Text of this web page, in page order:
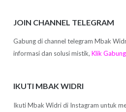
JOIN CHANNEL TELEGRAM
Gabung di channel telegram Mbak
informasi dan solusi mistik,Klik Gabung
IKUTI MBAK WIDRI
Ikuti Mbak Widri di Instagram untuk